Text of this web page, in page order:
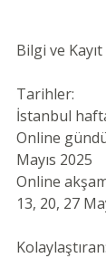
Bilgi ve Kayıt
Tarihler:
İstanbul
Online
Mayıs 2025
Online
13, 20, 27